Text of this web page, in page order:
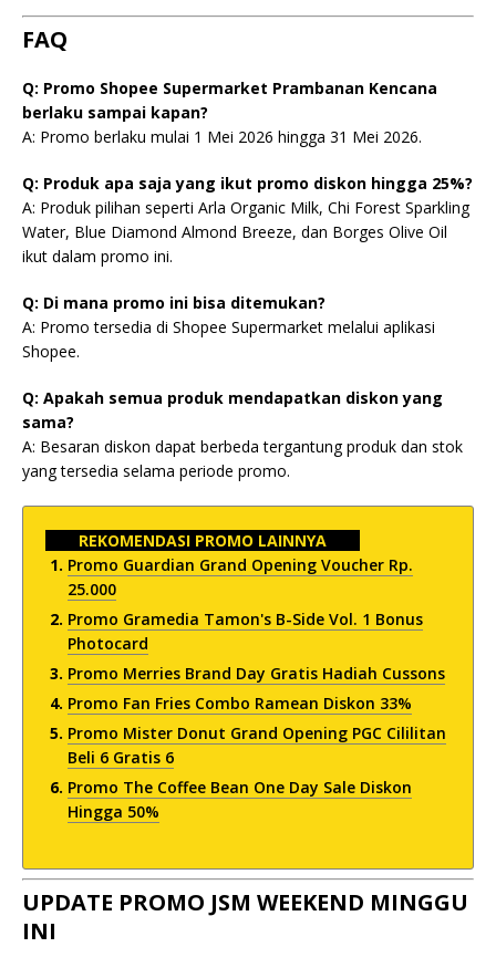
FAQ
Q: Promo Shopee Supermarket Prambanan Kencana
berlaku sampai kapan?
A: Promo berlaku mulai 1 Mei 2026 hingga 31 Mei 2026.
Q: Produk apa saja yang ikut promo diskon hingga 25%?
A: Produk pilihan seperti Arla Organic Milk, Chi Forest Sparkling
Water, Blue Diamond Almond Breeze, dan Borges Olive Oil
ikut dalam promo ini.
Q: Di mana promo ini bisa ditemukan?
A: Promo tersedia di Shopee Supermarket melalui aplikasi
Shopee.
Q: Apakah semua produk mendapatkan diskon yang
sama?
A: Besaran diskon dapat berbeda tergantung produk dan stok
yang tersedia selama periode promo.
REKOMENDASI PROMO LAINNYA
Promo Guardian Grand Opening Voucher Rp.
25.000
Promo Gramedia Tamon's B-Side Vol. 1 Bonus
Photocard
Promo Merries Brand Day Gratis Hadiah Cussons
Promo Fan Fries Combo Ramean Diskon 33%
Promo Mister Donut Grand Opening PGC Cililitan
Beli 6 Gratis 6
Promo The Coffee Bean One Day Sale Diskon
Hingga 50%
UPDATE PROMO JSM WEEKEND MINGGU
INI